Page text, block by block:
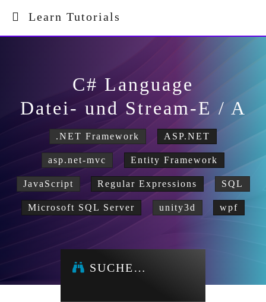
Learn Tutorials
C# Language
Datei- und Stream-E / A
.NET Framework ASP.NET
asp.net-mvc Entity Framework
JavaScript Regular Expressions SQL
Microsoft SQL Server unity3d wpf
SUCHE…